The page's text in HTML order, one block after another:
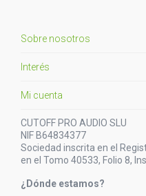
Sobre nosotros
Interés
Mi cuenta
CUTOFF PRO AUDIO SLU
NIF B64834377
Sociedad inscrita en el
en el Tomo 40533, Folio 8,
¿Dónde estamos?